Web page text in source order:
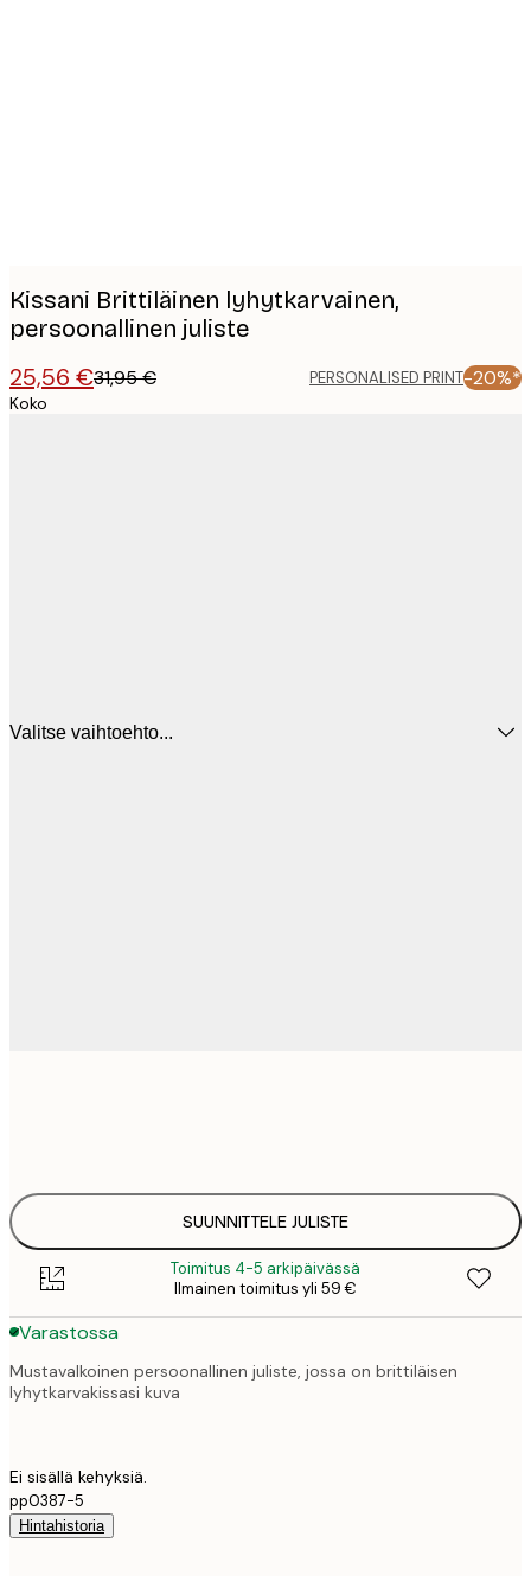
Kissani Brittiläinen lyhytkarvainen,
persoonallinen juliste
25,56 €31,95 € PERSONALISED PRINT-20%*
Koko
Valitse vaihtoehto...
SUUNNITTELE JULISTE
Toimitus 4-5 arkipäivässä
Ilmainen toimitus yli 59 €
Varastossa
Mustavalkoinen persoonallinen juliste, jossa on brittiläisen
lyhytkarvakissasi kuva
Ei sisällä kehyksiä.
pp0387-5
Hintahistoria